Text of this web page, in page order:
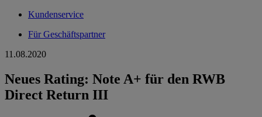
Kundenservice
Für Geschäftspartner
11.08.2020
Neues Rating: Note A+ für den RWB
Direct Return III